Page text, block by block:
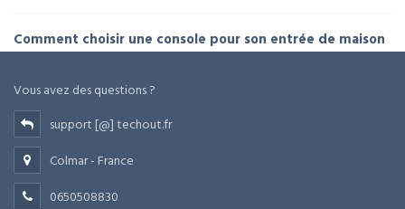
Comment choisir une console pour son entrée de maison
Vous avez des questions ?
support [@] techout.fr
Colmar - France
0650508830